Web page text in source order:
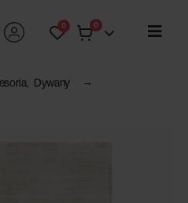
0 0
Dywany